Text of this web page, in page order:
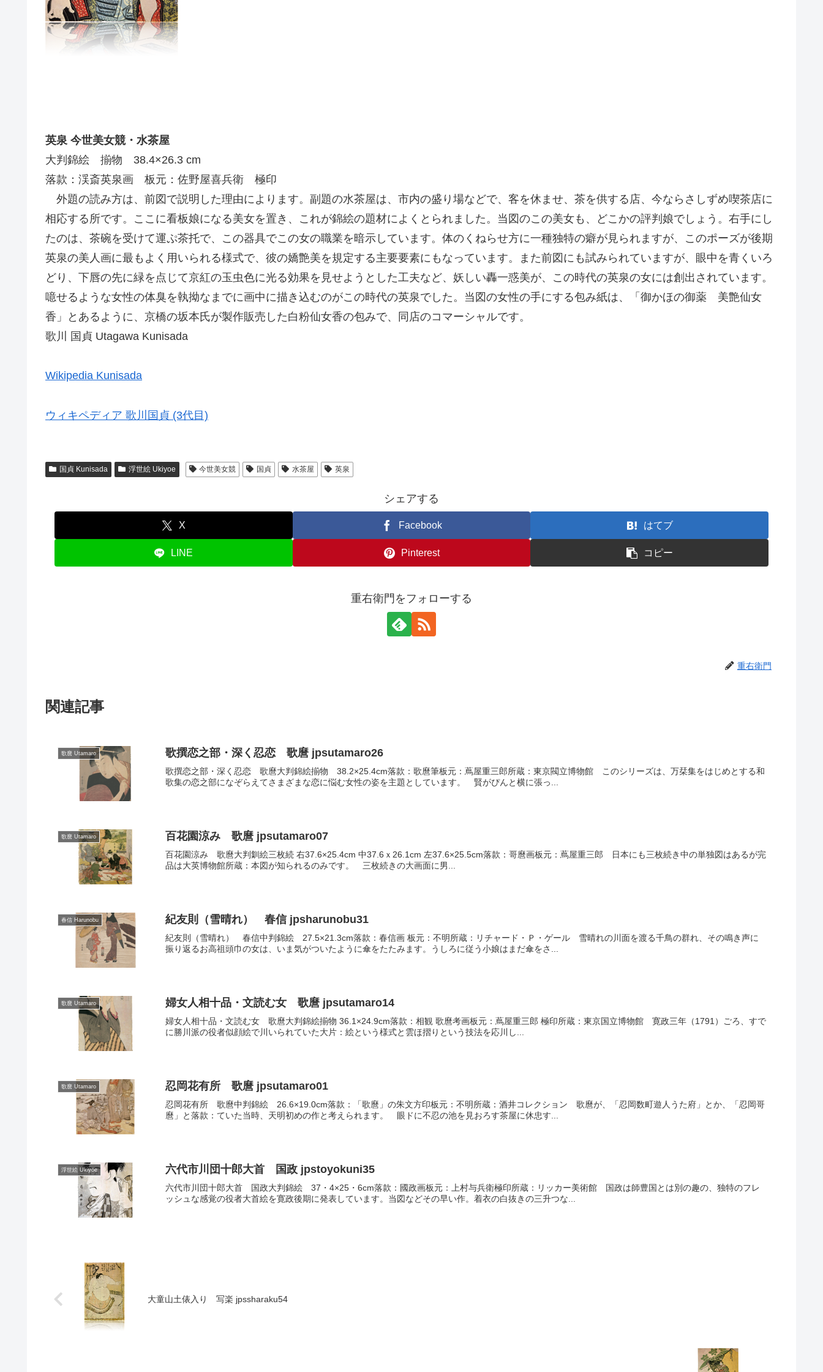
英泉 今世美女競・水茶屋
大判錦絵 揃物 38.4×26.3 cm
落款：渓斎英泉画 板元：佐野屋喜兵衛 極印
外題の読み方は、前図で説明した理由によります。副題の水茶屋は、市内の盛り場などで、客を休ませ、茶を供する店、今ならさしずめ喫茶店に
相応する所です。ここに看板娘になる美女を置き、これが錦絵の題材によくとられました。当図のこの美女も、どこかの評判娘でしょう。右手にし
たのは、茶碗を受けて運ぷ茶托で、この器具でこの女の職業を暗示しています。体のくねらせ方に一種独特の癖が見られますが、このポーズが後期
英泉の美人画に最もよく用いられる様式で、彼の嬌艶美を規定する主要要素にもなっています。また前図にも試みられていますが、眼中を青くいろ
どり、下唇の先に緑を点じて京紅の玉虫色に光る効果を見せようとした工夫など、妖しい轟一惑美が、この時代の英泉の女には創出されています。
噫せるような女性の体臭を執拗なまでに画中に描き込むのがこの時代の英泉でした。当図の女性の手にする包み紙は、「御かほの御薬 美艶仙女
香」とあるように、京橋の坂本氏が製作販売した白粉仙女香の包みで、同店のコマーシャルです。
歌川 国貞 Utagawa Kunisada
Wikipedia Kunisada
ウィキペディア 歌川国貞 (3代目)
国貞 Kunisada 浮世絵 Ukiyoe 今世美女競 国貞 水茶屋 英泉
シェアする
X Facebook はてブ
LINE Pinterest コピー
重右衛門をフォローする
重右衛門
関連記事
歌麿 Utamaro 歌撰恋之部・深く忍恋 歌麿 jpsutamaro26
歌撰恋之部・深く忍恋 歌麿大判錦絵揃物 38.2×25.4cm落款：歌麿筆板元：蔦屋重三郎所蔵：東京閥立博物館 このシリーズは、万栞集をはじめとする和
歌集の恋之部になぞらえてさまざまな恋に悩む女性の姿を主題としています。 賢がぴんと横に張っ...
歌麿 Utamaro 百花園涼み 歌麿 jpsutamaro07
百花園涼み 歌麿大判釧絵三枚続 右37.6×25.4cm 中37.6ｘ26.1cm 左37.6×25.5cm落款：哥麿画板元：蔦屋重三郎 日本にも三枚続き中の単独図はあるが完
品は大英博物館所蔵：本図が知られるのみです。 三枚続きの大画面に男...
春信 Harunobu 紀友則（雪晴れ） 春信 jpsharunobu31
紀友則（雪晴れ） 春信中判錦絵 27.5×21.3cm落款：春信画 板元：不明所蔵：リチャード・Ｐ・ゲール 雪晴れの川面を渡る千鳥の群れ、その鳴き声に
振り返るお高祖頭巾の女は、いま気がついたように傘をたたみます。うしろに従う小娘はまだ傘をさ...
歌麿 Utamaro 婦女人相十品・文読む女 歌麿 jpsutamaro14
婦女人相十品・文読む女 歌麿大判錦絵揃物 36.1×24.9cm落款：相観 歌麿考画板元：蔦屋重三郎 極印所蔵：東京国立博物館 寛政三年（1791）ごろ、すで
に勝川派の役者似顔絵で川いられていた大片：絵という様式と雲ほ摺りという技法を応川し...
歌麿 Utamaro 忍岡花有所 歌麿 jpsutamaro01
忍岡花有所 歌麿中判錦絵 26.6×19.0cm落款：「歌麿」の朱文方印板元：不明所蔵：酒井コレクション 歌麿が、「忍岡数町遊人うた府」とか、「忍岡哥
麿」と落款：ていた当時、天明初めの作と考えられます。 眼ドに不忍の池を見おろす茶屋に休忠す...
浮世絵 Ukiyoe 六代市川団十郎大首 国政 jpstoyokuni35
六代市川団十郎大首 国政大判錦絵 37・4×25・6cm落款：國政画板元：上村与兵衛極印所蔵：リッカー美術館 国政は師豊国とは別の趣の、独特のフレ
ッシュな感覚の役者大首絵を寛政後期に発表しています。当図などその早い作。着衣の白抜きの三升つな...
大童山土俵入り 写楽 jpssharaku54